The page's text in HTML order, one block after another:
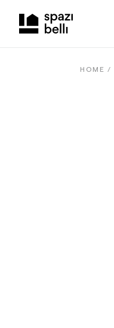
HOME /